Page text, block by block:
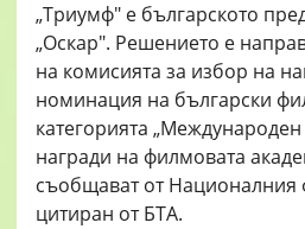
„Триумф" е българското
„Оскар". Решението е
на комисията за избор на
номинация на български
категорията
награди на филмовата
съобщават от Националния
цитиран от БТА.